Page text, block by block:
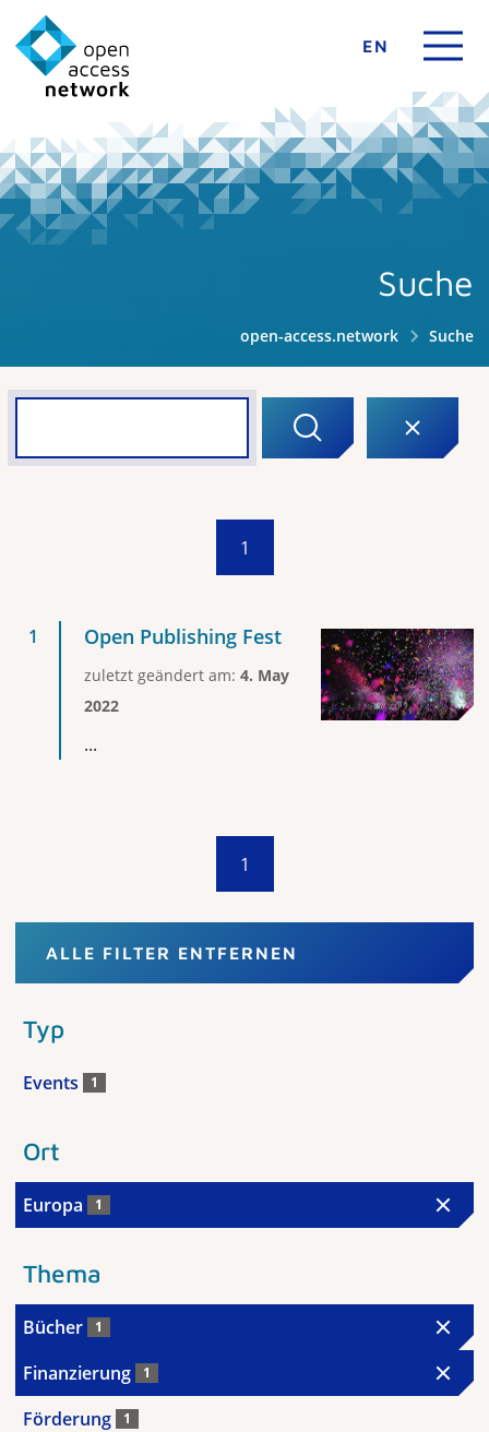
EN
Suche
open-access.network Suche
1
Open Publishing Fest
zuletzt geändert am: 4. May
2022
...
1
ALLE FILTER ENTFERNEN
Typ
Events 1
Ort
Europa 1
Thema
Bücher 1
Finanzierung 1
Förderung 1